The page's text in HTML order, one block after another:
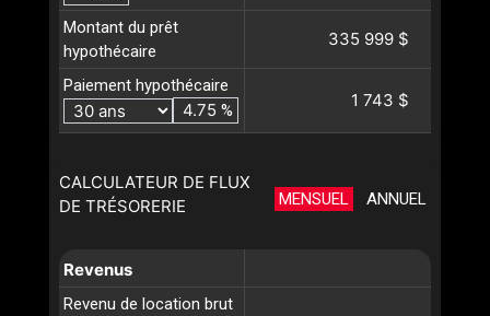
Montant du prêt
hypothécaire
335 999 $
Paiement hypothécaire
%
1 743 $
CALCULATEUR DE FLUX
DE TRÉSORERIE
MENSUEL ANNUEL
Revenus
Revenu de location brut